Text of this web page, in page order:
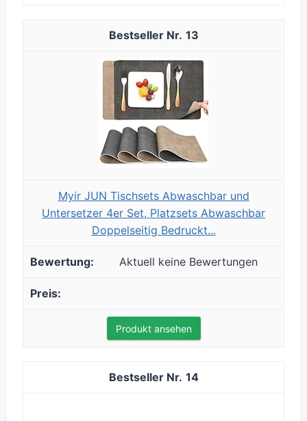
13
Myir JUN Tischsets Abwaschbar und
Untersetzer 4er Set, Platzsets Abwaschbar
Doppelseitig Bedruckt...
Aktuell keine Bewertungen
Produkt ansehen
14